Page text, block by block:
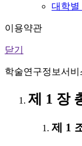
대학별
이용약관
닫기
학술연구정보서비
제 1 장
제 1